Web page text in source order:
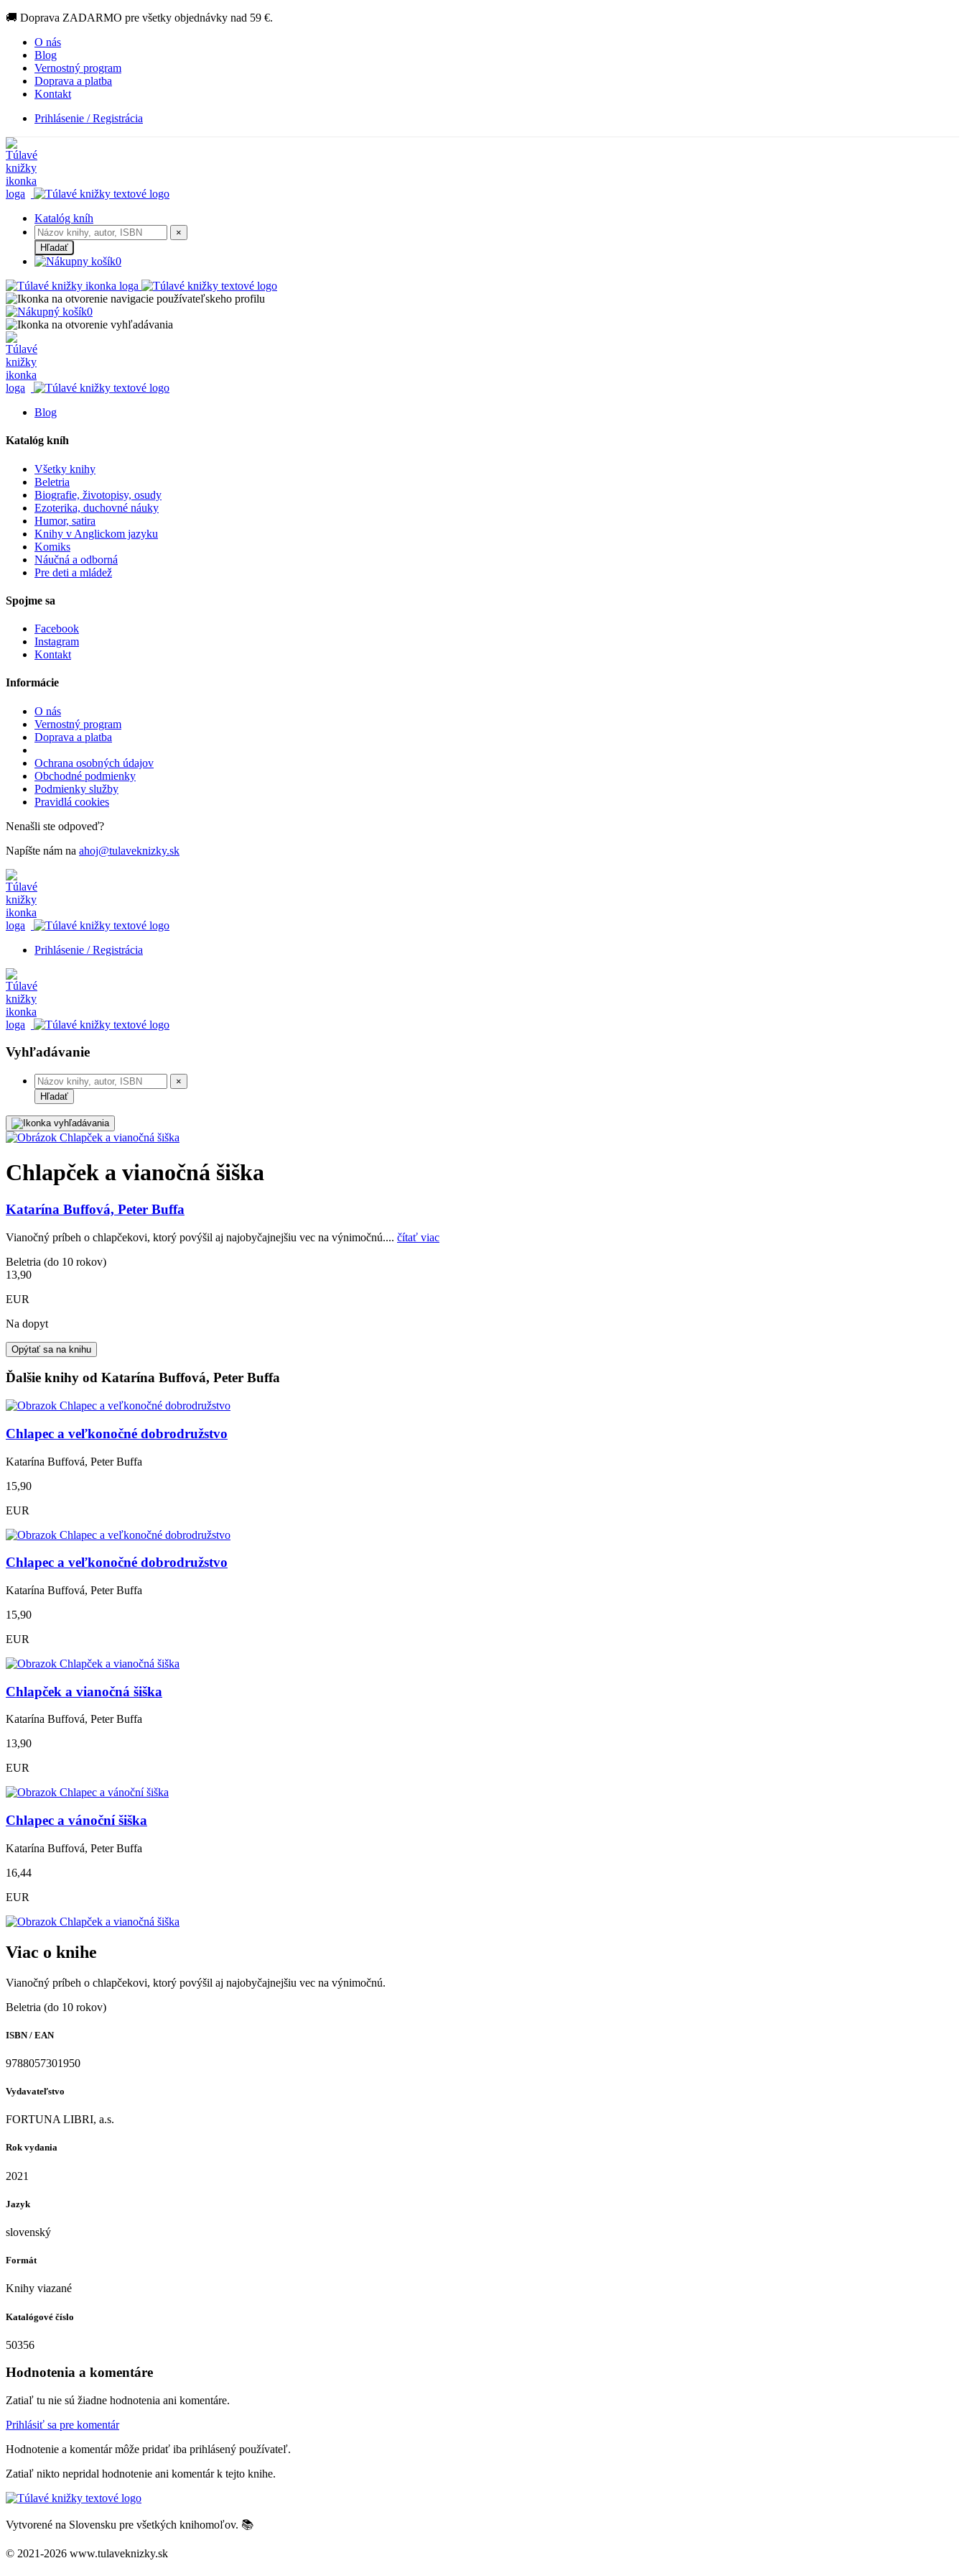
🚚 Doprava ZADARMO pre všetky objednávky nad 59 €.
O nás
Blog
Vernostný program
Doprava a platba
Kontakt
Prihlásenie / Registrácia
Katalóg kníh
×
Hľadať
0
0
Blog
Katalóg kníh
Všetky knihy
Beletria
Biografie, životopisy, osudy
Ezoterika, duchovné náuky
Humor, satira
Knihy v Anglickom jazyku
Komiks
Náučná a odborná
Pre deti a mládež
Spojme sa
Facebook
Instagram
Kontakt
Informácie
O nás
Vernostný program
Doprava a platba
Ochrana osobných údajov
Obchodné podmienky
Podmienky služby
Pravidlá cookies
Nenašli ste odpoveď?
Napíšte nám na ahoj@tulaveknizky.sk
Prihlásenie / Registrácia
Vyhľadávanie
×
Hľadať
Chlapček a vianočná šiška
Katarína Buffová, Peter Buffa
Vianočný príbeh o chlapčekovi, ktorý povýšil aj najobyčajnejšiu vec na výnimočnú.... čítať viac
Beletria (do 10 rokov)
13,90
EUR
Na dopyt
Opýtať sa na knihu
Ďalšie knihy od Katarína Buffová, Peter Buffa
Chlapec a veľkonočné dobrodružstvo
Katarína Buffová, Peter Buffa
15,90
EUR
Chlapec a veľkonočné dobrodružstvo
Katarína Buffová, Peter Buffa
15,90
EUR
Chlapček a vianočná šiška
Katarína Buffová, Peter Buffa
13,90
EUR
Chlapec a vánoční šiška
Katarína Buffová, Peter Buffa
16,44
EUR
Viac o knihe
Vianočný príbeh o chlapčekovi, ktorý povýšil aj najobyčajnejšiu vec na výnimočnú.
Beletria (do 10 rokov)
ISBN / EAN
9788057301950
Vydavateľstvo
FORTUNA LIBRI, a.s.
Rok vydania
2021
Jazyk
slovenský
Formát
Knihy viazané
Katalógové číslo
50356
Hodnotenia a komentáre
Zatiaľ tu nie sú žiadne hodnotenia ani komentáre.
Prihlásiť sa pre komentár
Hodnotenie a komentár môže pridať iba prihlásený používateľ.
Zatiaľ nikto nepridal hodnotenie ani komentár k tejto knihe.
Vytvorené na Slovensku pre všetkých knihomoľov. 📚
© 2021-2026 www.tulaveknizky.sk